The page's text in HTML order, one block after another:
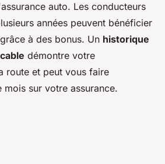
auto. Les conducteurs
années peuvent bénéficier
à des bonus. Un historique
démontre votre
route et peut vous faire
mois sur votre assurance.